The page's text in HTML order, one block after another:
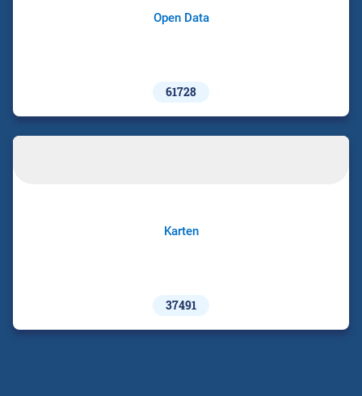
Open Data
61728
Karten
37491